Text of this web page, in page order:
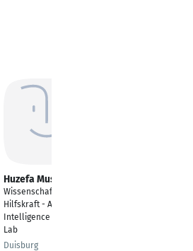
Huzefa Mustafa
Wissenschaftliche
Hilfskraft - Ambient
Intelligence Systems
Lab
Duisburg